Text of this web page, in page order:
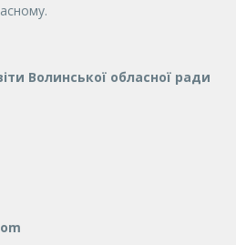
Волинської обласної ради